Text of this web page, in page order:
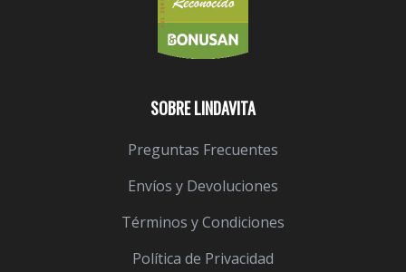
SOBRE LINDAVITA
Preguntas Frecuentes
Envíos y Devoluciones
Términos y Condiciones
Política de Privacidad